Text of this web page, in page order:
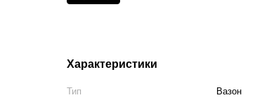
Характеристики
Тип
Вазон